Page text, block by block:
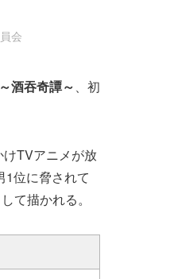
会
酒吞奇譚～、初
TVアニメが放
1位に脅されて
て描かれる。